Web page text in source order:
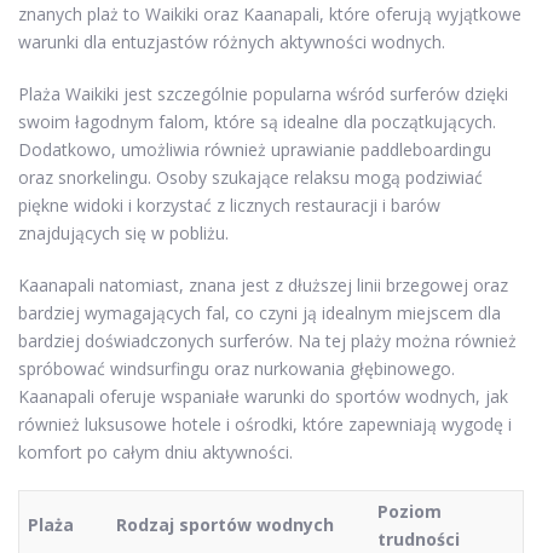
znanych plaż to Waikiki oraz Kaanapali, które oferują wyjątkowe
warunki dla entuzjastów różnych aktywności wodnych.
Plaża Waikiki jest szczególnie popularna wśród surferów dzięki
swoim łagodnym falom, które są idealne dla początkujących.
Dodatkowo, umożliwia również uprawianie paddleboardingu
oraz snorkelingu. Osoby szukające relaksu mogą podziwiać
piękne widoki i korzystać z licznych restauracji i barów
znajdujących się w pobliżu.
Kaanapali natomiast, znana jest z dłuższej linii brzegowej oraz
bardziej wymagających fal, co czyni ją idealnym miejscem dla
bardziej doświadczonych surferów. Na tej plaży można również
spróbować windsurfingu oraz nurkowania głębinowego.
Kaanapali oferuje wspaniałe warunki do sportów wodnych, jak
również luksusowe hotele i ośrodki, które zapewniają wygodę i
komfort po całym dniu aktywności.
Plaża Rodzaj sportów wodnych
Poziom
trudności